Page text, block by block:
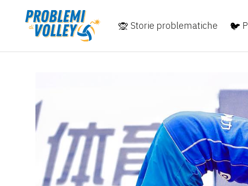
Storie problematiche